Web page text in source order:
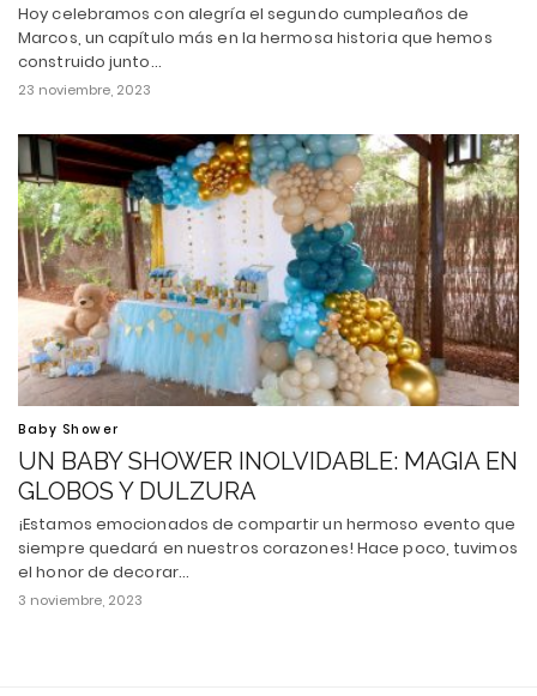
Hoy celebramos con alegría el segundo cumpleaños de
Marcos, un capítulo más en la hermosa historia que hemos
construido junto…
23 noviembre, 2023
Baby Shower
UN BABY SHOWER INOLVIDABLE: MAGIA EN
GLOBOS Y DULZURA
¡Estamos emocionados de compartir un hermoso evento que
siempre quedará en nuestros corazones! Hace poco, tuvimos
el honor de decorar…
3 noviembre, 2023